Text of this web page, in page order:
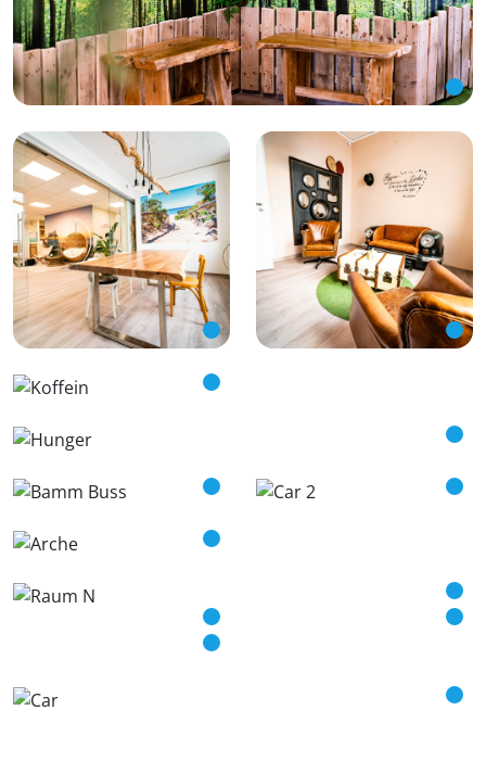
Bild vergrößern
Bild vergrößern
Bild vergrößern
Bild vergrößern